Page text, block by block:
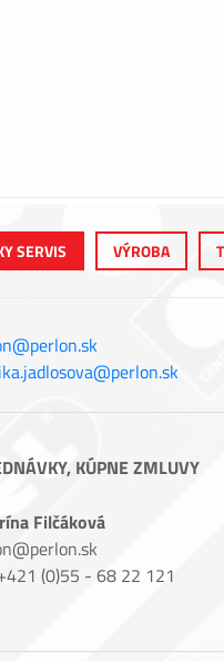
SERVIS VÝROBA
KÚPNE ZMLUVY
Filčáková
(0)55 - 68 22 121